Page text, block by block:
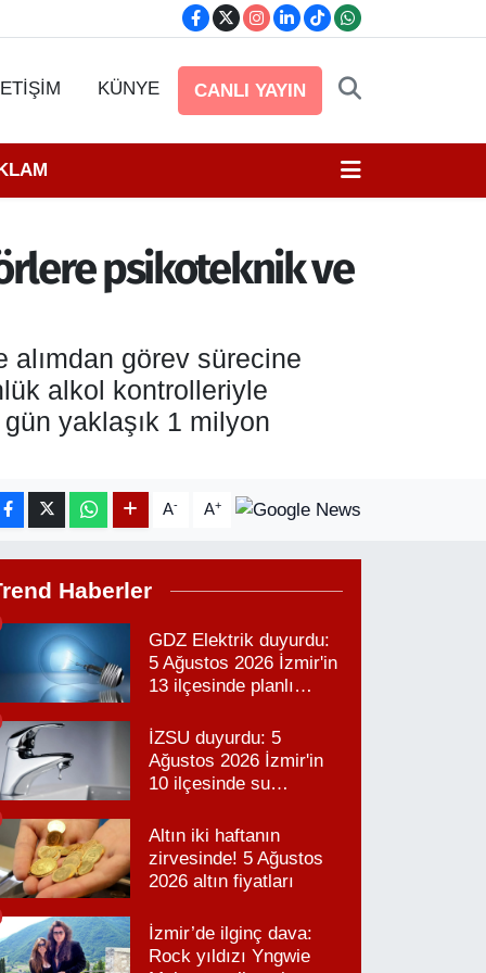
KÜNYE CANLI YAYIN
psikoteknik ve
görev sürecine
alkol kontrolleriyle
yaklaşık 1 milyon
A- A+
Haberler
GDZ Elektrik duyurdu:
5 Ağustos 2026 İzmir'in
13 ilçesinde planlı
İZSU duyurdu: 5
Ağustos 2026 İzmir'in
10 ilçesinde su
Altın iki haftanın
zirvesinde! 5 Ağustos
2026 altın fiyatları
İzmir’de ilginç dava:
Rock yıldızı Yngwie